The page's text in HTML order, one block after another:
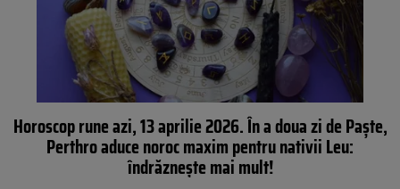
Horoscop rune azi, 13 aprilie 2026. În a doua zi de Paște,
Perthro aduce noroc maxim pentru nativii Leu:
îndrăznește mai mult!